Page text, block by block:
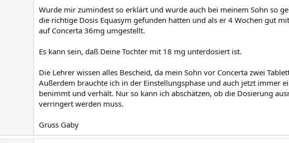
Wurde mir zumindest so erklärt und wurde auch bei meinem Sohn so
die richtige Dosis Equasym gefunden hatten und als er 4 Wochen gut
auf Concerta 36mg umgestellt.
Es kann sein, daß Deine Tochter mit 18 mg unterdosiert ist.
Die Lehrer wissen alles Bescheid, da mein Sohn vor Concerta zwei
Außerdem brauchte ich in der Einstellungsphase und auch jetzt immer
benimmt und verhält. Nur so kann ich abschätzen, ob die Dosierung
verringert werden muss.
Gruss Gaby